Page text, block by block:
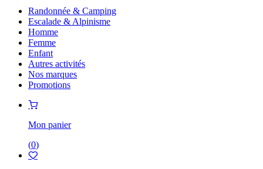
Randonnée & Camping
Escalade & Alpinisme
Homme
Femme
Enfant
Autres activités
Nos marques
Promotions
Mon panier
(0)